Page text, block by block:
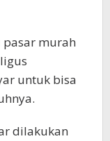
pasar murah
untuk bisa
dilakukan